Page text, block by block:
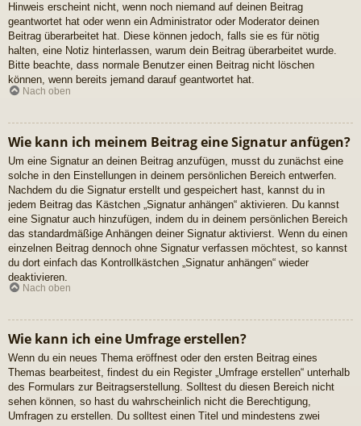
Hinweis erscheint nicht, wenn noch niemand auf deinen Beitrag
geantwortet hat oder wenn ein Administrator oder Moderator deinen
Beitrag überarbeitet hat. Diese können jedoch, falls sie es für nötig
halten, eine Notiz hinterlassen, warum dein Beitrag überarbeitet wurde.
Bitte beachte, dass normale Benutzer einen Beitrag nicht löschen
können, wenn bereits jemand darauf geantwortet hat.
Nach oben
Wie kann ich meinem Beitrag eine Signatur anfügen?
Um eine Signatur an deinen Beitrag anzufügen, musst du zunächst eine
solche in den Einstellungen in deinem persönlichen Bereich entwerfen.
Nachdem du die Signatur erstellt und gespeichert hast, kannst du in
jedem Beitrag das Kästchen „Signatur anhängen“ aktivieren. Du kannst
eine Signatur auch hinzufügen, indem du in deinem persönlichen Bereich
das standardmäßige Anhängen deiner Signatur aktivierst. Wenn du einen
einzelnen Beitrag dennoch ohne Signatur verfassen möchtest, so kannst
du dort einfach das Kontrollkästchen „Signatur anhängen“ wieder
deaktivieren.
Nach oben
Wie kann ich eine Umfrage erstellen?
Wenn du ein neues Thema eröffnest oder den ersten Beitrag eines
Themas bearbeitest, findest du ein Register „Umfrage erstellen“ unterhalb
des Formulars zur Beitragserstellung. Solltest du diesen Bereich nicht
sehen können, so hast du wahrscheinlich nicht die Berechtigung,
Umfragen zu erstellen. Du solltest einen Titel und mindestens zwei